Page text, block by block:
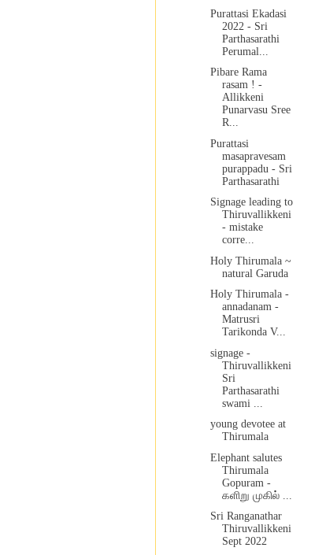
Purattasi Ekadasi
2022 - Sri
Parthasarathi
Perumal...
Pibare Rama
rasam ! -
Allikkeni
Punarvasu Sree
R...
Purattasi
masapravesam
purappadu - Sri
Parthasarathi
Signage leading to
Thiruvallikkeni
- mistake
corre...
Holy Thirumala ~
natural Garuda
Holy Thirumala -
annadanam -
Matrusri
Tarikonda V...
signage -
Thiruvallikkeni
Sri
Parthasarathi
swami ...
young devotee at
Thirumala
Elephant salutes
Thirumala
Gopuram -
களிறு முகில் ...
Sri Ranganathar
Thiruvallikkeni
Sept 2022